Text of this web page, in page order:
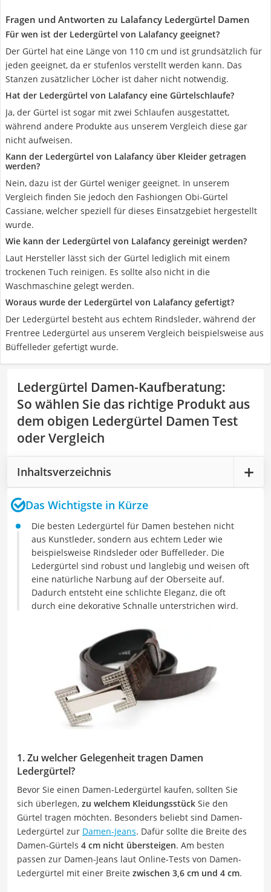
Fragen und Antworten zu Lalafancy Ledergürtel Damen
Für wen ist der Ledergürtel von Lalafancy geeignet?
Der Gürtel hat eine Länge von 110 cm und ist grundsätzlich für
jeden geeignet, da er stufenlos verstellt werden kann. Das
Stanzen zusätzlicher Löcher ist daher nicht notwendig.
Hat der Ledergürtel von Lalafancy eine Gürtelschlaufe?
Ja, der Gürtel ist sogar mit zwei Schlaufen ausgestattet,
während andere Produkte aus unserem Vergleich diese gar
nicht aufweisen.
Kann der Ledergürtel von Lalafancy über Kleider getragen
werden?
Nein, dazu ist der Gürtel weniger geeignet. In unserem
Vergleich finden Sie jedoch den Fashiongen Obi-Gürtel
Cassiane, welcher speziell für dieses Einsatzgebiet hergestellt
wurde.
Wie kann der Ledergürtel von Lalafancy gereinigt werden?
Laut Hersteller lässt sich der Gürtel lediglich mit einem
trockenen Tuch reinigen. Es sollte also nicht in die
Waschmaschine gelegt werden.
Woraus wurde der Ledergürtel von Lalafancy gefertigt?
Der Ledergürtel besteht aus echtem Rindsleder, während der
Frentree Ledergürtel aus unserem Vergleich beispielsweise aus
Büffelleder gefertigt wurde.
Ledergürtel Damen-Kaufberatung:
So wählen Sie das richtige Produkt aus
dem obigen Ledergürtel Damen Test
oder Vergleich
Inhaltsverzeichnis
Das Wichtigste in Kürze
Die besten Ledergürtel für Damen bestehen nicht
aus Kunstleder, sondern aus echtem Leder wie
beispielsweise Rindsleder oder Büffelleder. Die
Ledergürtel sind robust und langlebig und weisen oft
eine natürliche Narbung auf der Oberseite auf.
Dadurch entsteht eine schlichte Eleganz, die oft
durch eine dekorative Schnalle unterstrichen wird.
1. Zu welcher Gelegenheit tragen Damen
Ledergürtel?
Bevor Sie einen Damen-Ledergürtel kaufen, sollten Sie
sich überlegen, zu welchem Kleidungsstück Sie den
Gürtel tragen möchten. Besonders beliebt sind Damen-
Ledergürtel zur Damen-Jeans. Dafür sollte die Breite des
Damen-Gürtels 4 cm nicht übersteigen. Am besten
passen zur Damen-Jeans laut Online-Tests von Damen-
Ledergürtel mit einer Breite zwischen 3,6 cm und 4 cm.